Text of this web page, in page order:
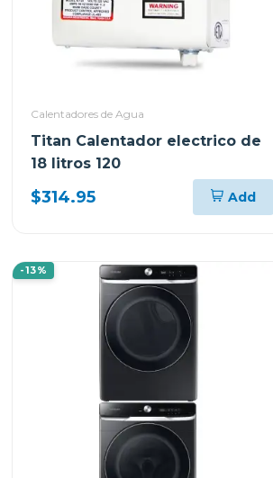
Calentadores de Agua
Titan Calentador electrico de
18 litros 120
$314.95 Add
-13%